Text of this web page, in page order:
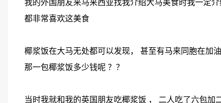
我的外国朋友来马来西亚找我介绍大马美食时我一定
都非常喜欢这美食
椰浆饭在大马无处都可以发现， 甚至有马来同胞在加
那一包椰浆饭多少钱呢 ？？
当时我就和我的英国朋友吃椰浆饭 ， 二人吃了六包加